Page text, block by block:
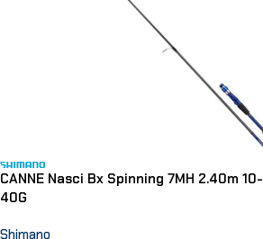
CANNE Nasci Bx Spinning 7MH 2.40m 10-
40G
Shimano